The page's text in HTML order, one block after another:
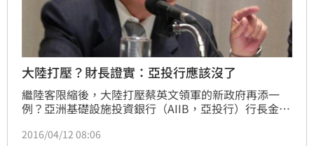
大陸打壓？財長證實：亞投行應該沒了
繼陸客限縮後，大陸打壓蔡英文領軍的新政府再添一
例？亞洲基礎設施投資銀行（AIIB，亞投行）行長金立
陸的財政部進行申請。對此，財政部長張盛和證實：
2016/04/12 08:06